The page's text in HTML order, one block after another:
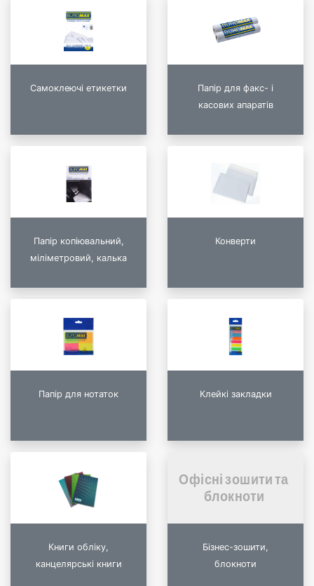
Самоклеючі етикетки
Папір для факс- і
касових апаратів
Папір копіювальний,
міліметровий, калька
Конверти
Папір для нотаток Клейкі закладки
Книги обліку,
канцелярські книги
Бізнес-зошити,
блокноти